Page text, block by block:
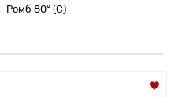
Ромб 80° (C)